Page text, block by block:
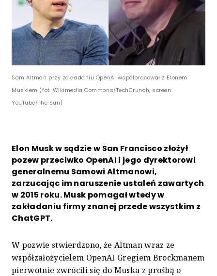
Sam Altman przy zakładaniu OpenAI współpracował z Elonem
Muskiem (fot. Wikimedia Commons/TechCrunch, screen:
YouTube/The Sun)
Elon Musk w sądzie w San Francisco złożył
pozew przeciwko OpenAI i jego dyrektorowi
generalnemu Samowi Altmanowi,
zarzucając im naruszenie ustaleń zawartych
w 2015 roku. Musk pomagał wtedy w
zakładaniu firmy znanej przede wszystkim z
ChatGPT.
W pozwie stwierdzono, że Altman wraz ze
współzałożycielem OpenAI Gregiem Brockmanem
pierwotnie zwrócili się do Muska z prośbą o